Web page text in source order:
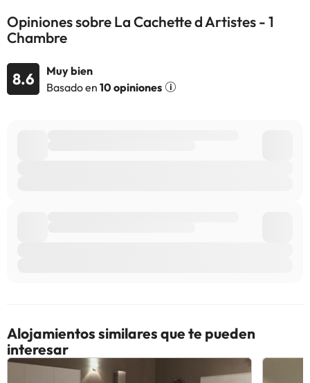
Opiniones sobre La Cachette d Artistes - 1
Chambre
8.6
Muy bien
Basado en 10 opiniones
Alojamientos similares que te pueden
interesar